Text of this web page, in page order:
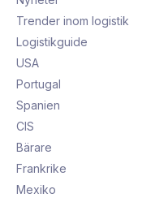
Trender inom logistik
Logistikguide
USA
Portugal
Spanien
CIS
Bärare
Frankrike
Mexiko